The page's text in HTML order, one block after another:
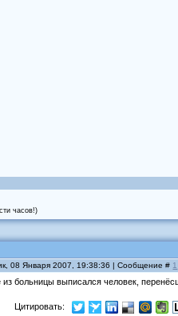
часов!)
08 Января 2007, 19:38:36 | Сообщение # 1
из больницы выписался человек,
Цитировать: